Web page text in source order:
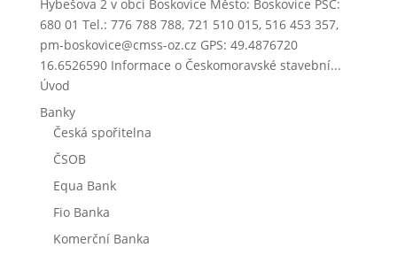
Hybešova 2 v obci Boskovice Město: Boskovice PSČ:
680 01 Tel.: 776 788 788, 721 510 015, 516 453 357,
pm-boskovice@cmss-oz.cz GPS: 49.4876720
16.6526590 Informace o Českomoravské stavební...
Úvod
Banky
Česká spořitelna
ČSOB
Equa Bank
Fio Banka
Komerční Banka